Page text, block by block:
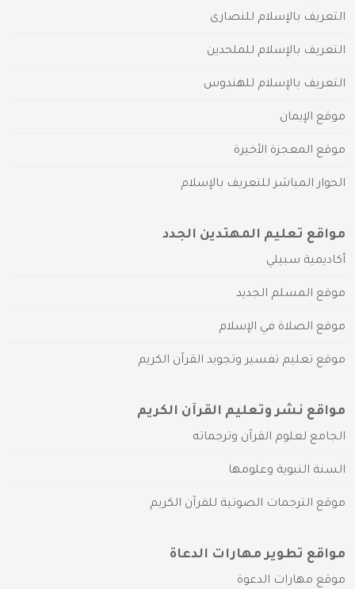
التعريف بالإسلام للنصارى
التعريف بالإسلام للملحدين
التعريف بالإسلام للهندوس
موقع الإيمان
موقع المعجزة الأخيرة
الحوار المباشر للتعريف بالإسلام
مواقع تعليم المهتدين الجدد
أكاديمية سبيلي
موقع المسلم الجديد
موقع الصلاة في الإسلام
موقع تعليم تفسير وتجويد القرآن الكريم
مواقع نشر وتعليم القرآن الكريم
الجامع لعلوم القرآن وترجماته
السنة النبوية وعلومها
موقع الترجمات الصوتية للقرآن الكريم
مواقع تطوير مهارات الدعاة
موقع مهارات الدعوة